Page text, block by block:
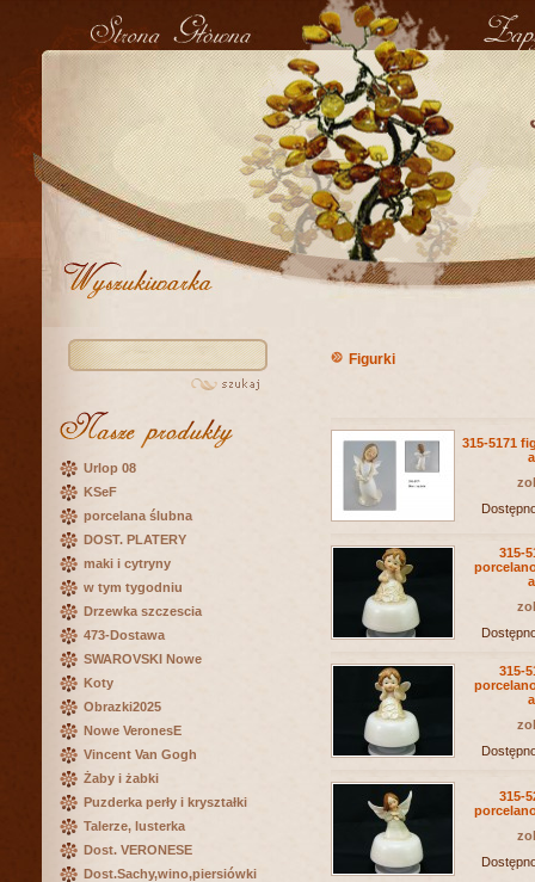
Urlop 08
KSeF
porcelana ślubna
DOST. PLATERY
maki i cytryny
w tym tygodniu
Drzewka szczescia
473-Dostawa
SWAROVSKI Nowe
Koty
Obrazki2025
Nowe VeronesE
Vincent Van Gogh
Żaby i żabki
Puzderka perły i kryształki
Talerze, lusterka
Dost. VERONESE
Dost.Sachy,wino,piersiówki
Figurki
315-5171
315-
315-
315-